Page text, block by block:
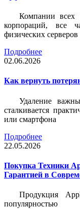
Компании всех
корпораций, все
физических
Подробнее
02.06.2026
Как вернуть
Удаление
сталкивается
или смартфона
Подробнее
22.05.2026
Покупка Техники
Гарантией в
Продукция
популярностью